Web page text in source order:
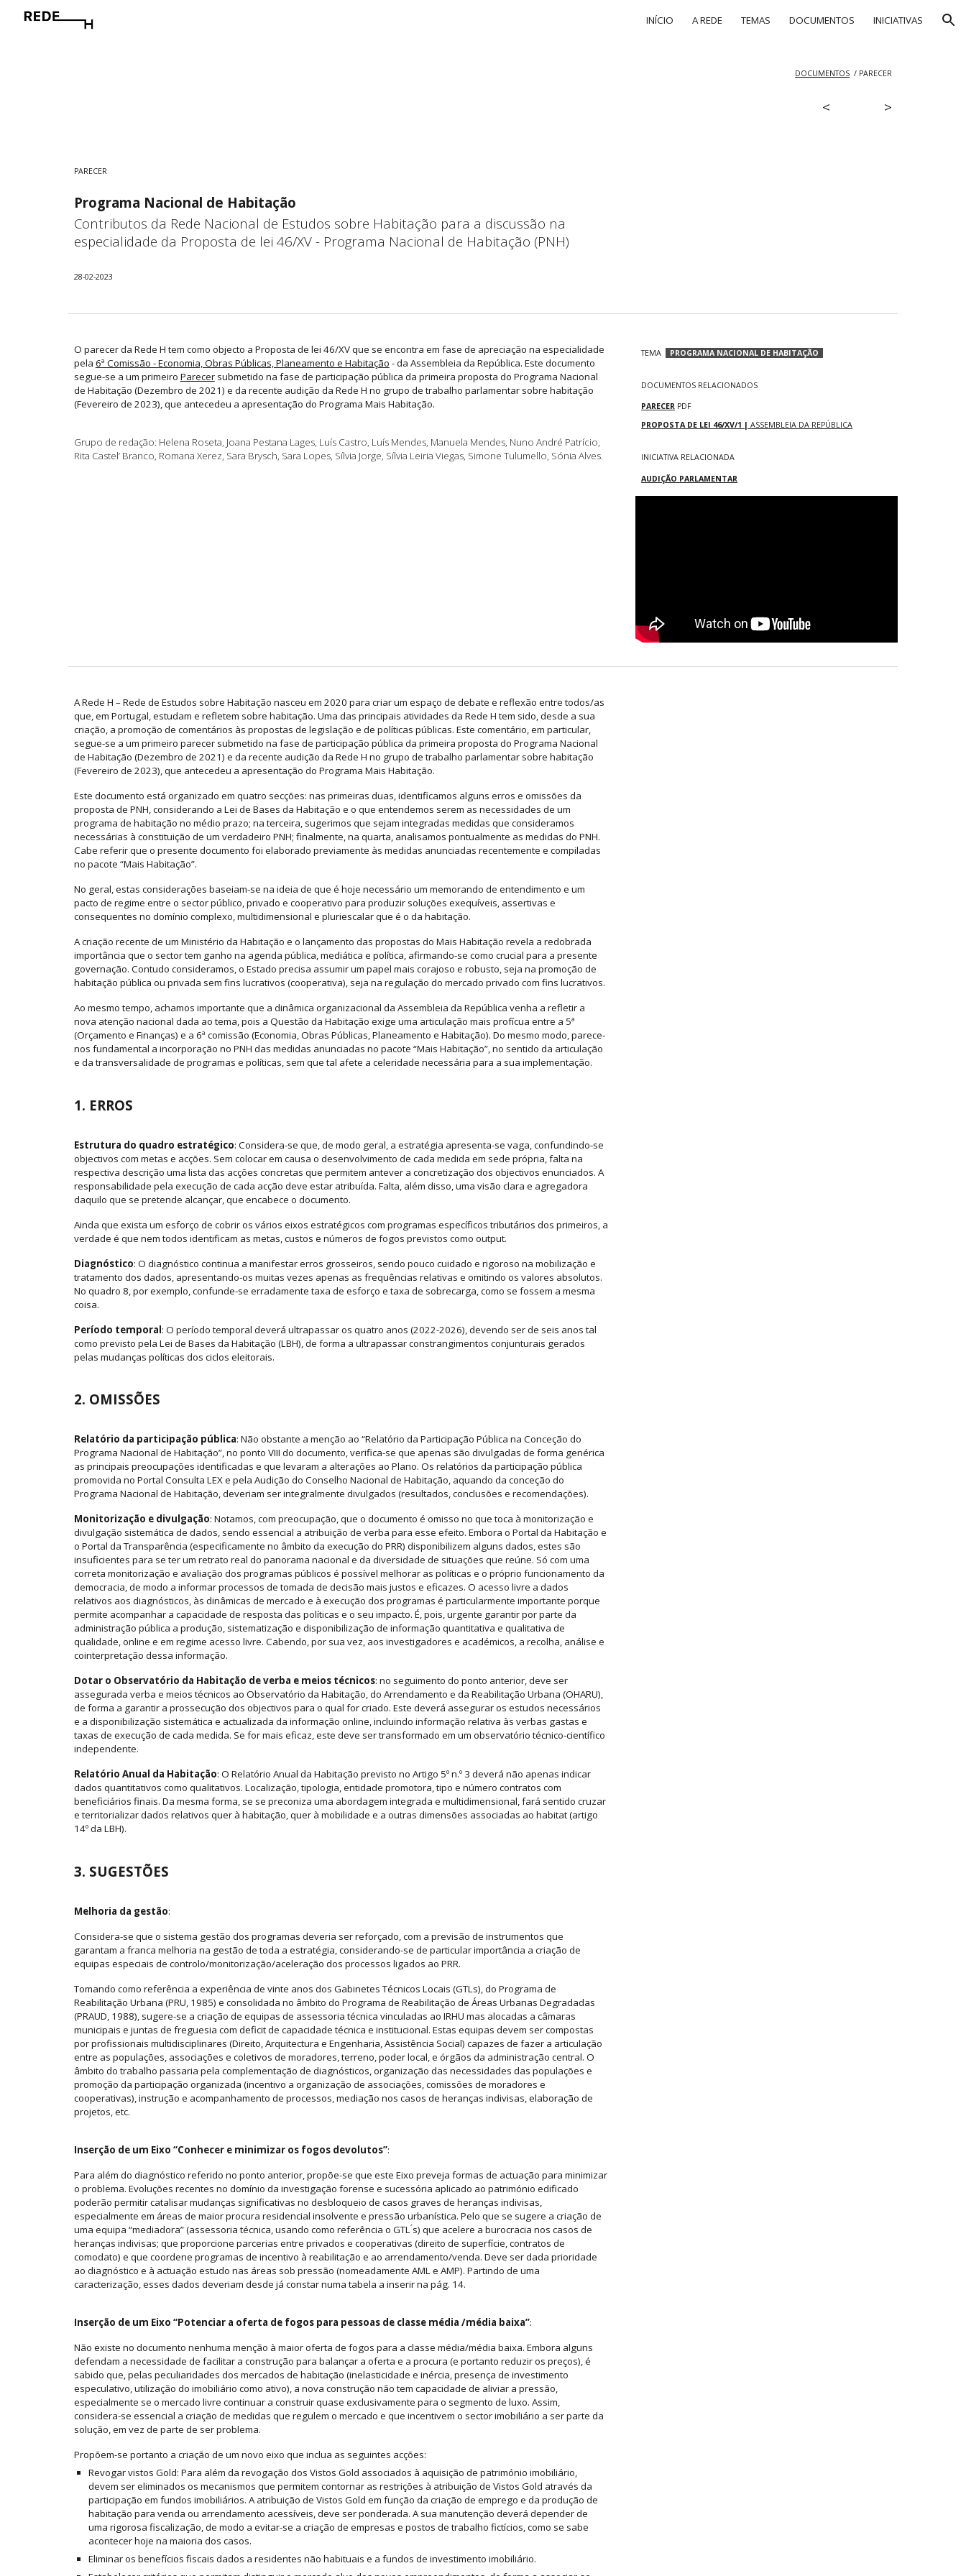
Skip to navigationINÍCIO A REDE TEMAS DOCUMENTOS INICIATIVAS
DOCUMENTOS / PARECER
< >
PARECER
Programa Nacional de Habitação
Contributos da Rede Nacional de Estudos sobre Habitação para a discussão na
especialidade da Proposta de lei 46/XV - Programa Nacional de Habitação (PNH)
28-02-2023
O parecer da Rede H tem como objecto a Proposta de lei 46/XV que se encontra em fase de apreciação na especialidade
pela 6ª Comissão - Economia, Obras Públicas, Planeamento e Habitação - da Assembleia da República. Este documento
segue-se a um primeiro Parecersubmetido na fase de participação pública da primeira proposta do Programa Nacional
de Habitação (Dezembro de 2021) e da recente audição da Rede H no grupo de trabalho parlamentar sobre habitação
(Fevereiro de 2023), que antecedeu a apresentação do Programa Mais Habitação.
Grupo de redação: Helena Roseta, Joana Pestana Lages, Luís Castro, Luís Mendes, Manuela Mendes, Nuno André Patrício,
Rita Castel’ Branco, Romana Xerez, Sara Brysch, Sara Lopes, Sílvia Jorge, Sílvia Leiria Viegas, Simone Tulumello, Sónia Alves.
TEMA PROGRAMA NACIONAL DE HABITAÇÃO
DOCUMENTOS RELACIONADOS
PARECER PDF
PROPOSTA DE LEI 46/XV/1 |ASSEMBLEIA DA REPÚBLICA
INICIATIVA RELACIONADA
AUDIÇÃO PARLAMENTAR
A Rede H – Rede de Estudos sobre Habitação nasceu em 2020 para criar um espaço de debate e reflexão entre todos/as
que, em Portugal, estudam e refletem sobre habitação. Uma das principais atividades da Rede H tem sido, desde a sua
criação, a promoção de comentários às propostas de legislação e de políticas públicas. Este comentário, em particular,
segue-se a um primeiro parecer submetido na fase de participação pública da primeira proposta do Programa Nacional
de Habitação (Dezembro de 2021) e da recente audição da Rede H no grupo de trabalho parlamentar sobre habitação
(Fevereiro de 2023), que antecedeu a apresentação do Programa Mais Habitação.
Este documento está organizado em quatro secções: nas primeiras duas, identificamos alguns erros e omissões da
proposta de PNH, considerando a Lei de Bases da Habitação e o que entendemos serem as necessidades de um
programa de habitação no médio prazo; na terceira, sugerimos que sejam integradas medidas que consideramos
necessárias à constituição de um verdadeiro PNH; finalmente, na quarta, analisamos pontualmente as medidas do PNH.
Cabe referir que o presente documento foi elaborado previamente às medidas anunciadas recentemente e compiladas
no pacote “Mais Habitação”.
No geral, estas considerações baseiam-se na ideia de que é hoje necessário um memorando de entendimento e um
pacto de regime entre o sector público, privado e cooperativo para produzir soluções exequíveis, assertivas e
consequentes no domínio complexo, multidimensional e pluriescalar que é o da habitação.
A criação recente de um Ministério da Habitação e o lançamento das propostas do Mais Habitação revela a redobrada
importância que o sector tem ganho na agenda pública, mediática e política, afirmando-se como crucial para a presente
governação. Contudo consideramos, o Estado precisa assumir um papel mais corajoso e robusto, seja na promoção de
habitação pública ou privada sem fins lucrativos (cooperativa), seja na regulação do mercado privado com fins lucrativos.
Ao mesmo tempo, achamos importante que a dinâmica organizacional da Assembleia da República venha a refletir a
nova atenção nacional dada ao tema, pois a Questão da Habitação exige uma articulação mais profícua entre a 5ª
(Orçamento e Finanças) e a 6ª comissão (Economia, Obras Públicas, Planeamento e Habitação). Do mesmo modo, parece-
nos fundamental a incorporação no PNH das medidas anunciadas no pacote “Mais Habitação”, no sentido da articulação
e da transversalidade de programas e políticas, sem que tal afete a celeridade necessária para a sua implementação.
1. ERROS
Estrutura do quadro estratégico: Considera-se que, de modo geral, a estratégia apresenta-se vaga, confundindo-se
objectivos com metas e acções. Sem colocar em causa o desenvolvimento de cada medida em sede própria, falta na
respectiva descrição uma lista das acções concretas que permitem antever a concretização dos objectivos enunciados. A
responsabilidade pela execução de cada acção deve estar atribuída. Falta, além disso, uma visão clara e agregadora
daquilo que se pretende alcançar, que encabece o documento.
Ainda que exista um esforço de cobrir os vários eixos estratégicos com programas específicos tributários dos primeiros, a
verdade é que nem todos identificam as metas, custos e números de fogos previstos como output.
Diagnóstico: O diagnóstico continua a manifestar erros grosseiros, sendo pouco cuidado e rigoroso na mobilização e
tratamento dos dados, apresentando-os muitas vezes apenas as frequências relativas e omitindo os valores absolutos.
No quadro 8, por exemplo, confunde-se erradamente taxa de esforço e taxa de sobrecarga, como se fossem a mesma
coisa.
Período temporal: O período temporal deverá ultrapassar os quatro anos (2022-2026), devendo ser de seis anos tal
como previsto pela Lei de Bases da Habitação (LBH), de forma a ultrapassar constrangimentos conjunturais gerados
pelas mudanças políticas dos ciclos eleitorais.
2. OMISSÕES
Relatório da participação pública: Não obstante a menção ao “Relatório da Participação Pública na Conceção do
Programa Nacional de Habitação”, no ponto VIII do documento, verifica-se que apenas são divulgadas de forma genérica
as principais preocupações identificadas e que levaram a alterações ao Plano. Os relatórios da participação pública
promovida no Portal Consulta LEX e pela Audição do Conselho Nacional de Habitação, aquando da conceção do
Programa Nacional de Habitação, deveriam ser integralmente divulgados (resultados, conclusões e recomendações).
Monitorização e divulgação: Notamos, com preocupação, que o documento é omisso no que toca à monitorização e
divulgação sistemática de dados, sendo essencial a atribuição de verba para esse efeito. Embora o Portal da Habitação e
o Portal da Transparência (especificamente no âmbito da execução do PRR) disponibilizem alguns dados, estes são
insuficientes para se ter um retrato real do panorama nacional e da diversidade de situações que reúne. Só com uma
correta monitorização e avaliação dos programas públicos é possível melhorar as políticas e o próprio funcionamento da
democracia, de modo a informar processos de tomada de decisão mais justos e eficazes. O acesso livre a dados
relativos aos diagnósticos, às dinâmicas de mercado e à execução dos programas é particularmente importante porque
permite acompanhar a capacidade de resposta das políticas e o seu impacto. É, pois, urgente garantir por parte da
administração pública a produção, sistematização e disponibilização de informação quantitativa e qualitativa de
qualidade, online e em regime acesso livre. Cabendo, por sua vez, aos investigadores e académicos, a recolha, análise e
cointerpretação dessa informação.
Dotar o Observatório da Habitação de verba e meios técnicos: no seguimento do ponto anterior, deve ser
assegurada verba e meios técnicos ao Observatório da Habitação, do Arrendamento e da Reabilitação Urbana (OHARU),
de forma a garantir a prossecução dos objectivos para o qual for criado. Este deverá assegurar os estudos necessários
e a disponibilização sistemática e actualizada da informação online, incluindo informação relativa às verbas gastas e
taxas de execução de cada medida. Se for mais eficaz, este deve ser transformado em um observatório técnico-científico
independente.
Relatório Anual da Habitação: O Relatório Anual da Habitação previsto no Artigo 5º n.º 3 deverá não apenas indicar
dados quantitativos como qualitativos. Localização, tipologia, entidade promotora, tipo e número contratos com
beneficiários finais. Da mesma forma, se se preconiza uma abordagem integrada e multidimensional, fará sentido cruzar
e territorializar dados relativos quer à habitação, quer à mobilidade e a outras dimensões associadas ao habitat (artigo
14º da LBH).
3. SUGESTÕES
Melhoria da gestão:
Considera-se que o sistema gestão dos programas deveria ser reforçado, com a previsão de instrumentos que
garantam a franca melhoria na gestão de toda a estratégia, considerando-se de particular importância a criação de
equipas especiais de controlo/monitorização/aceleração dos processos ligados ao PRR.
Tomando como referência a experiência de vinte anos dos Gabinetes Técnicos Locais (GTLs), do Programa de
Reabilitação Urbana (PRU, 1985) e consolidada no âmbito do Programa de Reabilitação de Áreas Urbanas Degradadas
(PRAUD, 1988), sugere-se a criação de equipas de assessoria técnica vinculadas ao IRHU mas alocadas a câmaras
municipais e juntas de freguesia com deficit de capacidade técnica e institucional. Estas equipas devem ser compostas
por profissionais multidisciplinares (Direito, Arquitectura e Engenharia, Assistência Social) capazes de fazer a articulação
entre as populações, associações e coletivos de moradores, terreno, poder local, e órgãos da administração central. O
âmbito do trabalho passaria pela complementação de diagnósticos, organização das necessidades das populações e
promoção da participação organizada (incentivo a organização de associações, comissões de moradores e
cooperativas), instrução e acompanhamento de processos, mediação nos casos de heranças indivisas, elaboração de
projetos, etc.
Inserção de um Eixo “Conhecer e minimizar os fogos devolutos”:
Para além do diagnóstico referido no ponto anterior, propõe-se que este Eixo preveja formas de actuação para minimizar
o problema. Evoluções recentes no domínio da investigação forense e sucessória aplicado ao património edificado
poderão permitir catalisar mudanças significativas no desbloqueio de casos graves de heranças indivisas,
especialmente em áreas de maior procura residencial insolvente e pressão urbanística. Pelo que se sugere a criação de
uma equipa “mediadora” (assessoria técnica, usando como referência o GTL ́s) que acelere a burocracia nos casos de
heranças indivisas; que proporcione parcerias entre privados e cooperativas (direito de superfície, contratos de
comodato) e que coordene programas de incentivo à reabilitação e ao arrendamento/venda. Deve ser dada prioridade
ao diagnóstico e à actuação estudo nas áreas sob pressão (nomeadamente AML e AMP). Partindo de uma
caracterização, esses dados deveriam desde já constar numa tabela a inserir na pág. 14.
Inserção de um Eixo “Potenciar a oferta de fogos para pessoas de classe média /média baixa”:
Não existe no documento nenhuma menção à maior oferta de fogos para a classe média/média baixa. Embora alguns
defendam a necessidade de facilitar a construção para balançar a oferta e a procura (e portanto reduzir os preços), é
sabido que, pelas peculiaridades dos mercados de habitação (inelasticidade e inércia, presença de investimento
especulativo, utilização do imobiliário como ativo), a nova construção não tem capacidade de aliviar a pressão,
especialmente se o mercado livre continuar a construir quase exclusivamente para o segmento de luxo. Assim,
considera-se essencial a criação de medidas que regulem o mercado e que incentivem o sector imobiliário a ser parte da
solução, em vez de parte de ser problema.
Propõem-se portanto a criação de um novo eixo que inclua as seguintes acções:
Revogar vistos Gold: Para além da revogação dos Vistos Gold associados à aquisição de património imobiliário,
devem ser eliminados os mecanismos que permitem contornar as restrições à atribuição de Vistos Gold através da
participação em fundos imobiliários. A atribuição de Vistos Gold em função da criação de emprego e da produção de
habitação para venda ou arrendamento acessíveis, deve ser ponderada. A sua manutenção deverá depender de
uma rigorosa fiscalização, de modo a evitar-se a criação de empresas e postos de trabalho fictícios, como se sabe
acontecer hoje na maioria dos casos.
Eliminar os benefícios fiscais dados a residentes não habituais e a fundos de investimento imobiliário.